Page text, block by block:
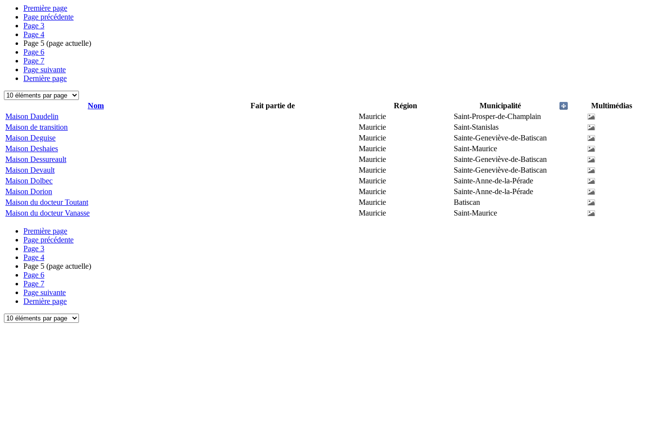
Première page
Page précédente
Page 3
Page 4
Page 5 (page actuelle)
Page 6
Page 7
Page suivante
Dernière page
Nom Fait partie de Région Municipalité
Multimédias
Maison Daudelin
Mauricie
Saint-Prosper-de-Champlain
Maison de transition
Mauricie
Saint-Stanislas
Maison Deguise
Mauricie
Sainte-Geneviève-de-Batiscan
Maison Deshaies
Mauricie
Saint-Maurice
Maison Dessureault
Mauricie
Sainte-Geneviève-de-Batiscan
Maison Devault
Mauricie
Sainte-Geneviève-de-Batiscan
Maison Dolbec
Mauricie
Sainte-Anne-de-la-Pérade
Maison Dorion
Mauricie
Sainte-Anne-de-la-Pérade
Maison du docteur Toutant
Mauricie
Batiscan
Maison du docteur Vanasse
Mauricie Saint-Maurice
Première page
Page précédente
Page 3
Page 4
Page 5 (page actuelle)
Page 6
Page 7
Page suivante
Dernière page